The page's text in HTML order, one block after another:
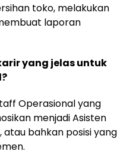
toko, melakukan
laporan
yang jelas untuk
Operasional yang
menjadi Asisten
atau bahkan posisi yang